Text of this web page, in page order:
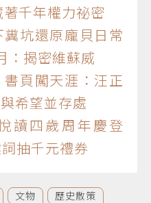
千年權力祕密
坑還原龐貝日常
：揭密維蘇威
頁闖天涯：汪正
希望並存處
讀四歲周年慶登
抽千元禮券
文物
歷史散策